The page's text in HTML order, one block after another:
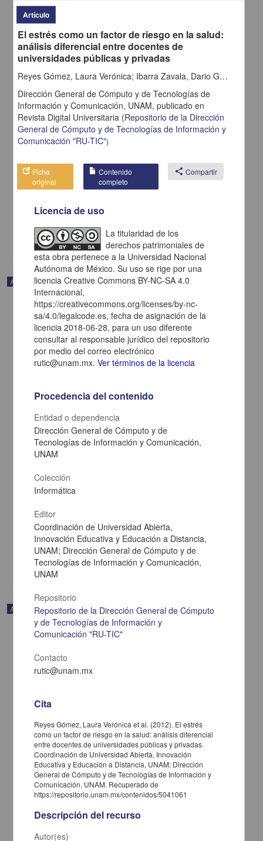
Desarrollo de una plataforma de seguridad en dispositivos móviles
de comunicación, ¿necesidad o paranoia?
General de Cómputo y de Tecnologías de Información y
Comunicación, UNAM
2012-08-01
La creación desistemasde cómputo en ambientes móviles va de la mano con el uso de
Artículo
Red de pacientes por la seguridad del paciente: un rayo de
Vázquez Curiel, Evangelina; Esperato, Alexo; Klavano, Denice -
Coordinación de Universidad Abierta, Innovación Educativa y
Educación a Distancia, UNAM; Dirección General de Cómputo y de
2012-08-01
Multidisciplina
sistémico(leyes que promuevan la participación social). Existen numerosas
experiencias de participación
Artículo
Comiendo compulsivamente: algunas teorías para explicar por qué
“no puedes comer sólo una”
Innovación Educativa y Educación a Distancia, UNAM; Dirección
Comunicación, UNAM
Artículo
El estrés como un factor de riesgo en la salud:
análisis diferencial entre docentes de
universidades públicas y privadas
Reyes Gómez, Laura Verónica; Ibarra Zavala, Dario Guadalupe; Torres López, María Elena; Razo Sánchez, Rocío Selene
Dirección General de Cómputo y de Tecnologías de
Información y Comunicación, UNAM, publicado en
Revista Digital Universitaria (Repositorio de la Dirección
General de Cómputo y de Tecnologías de Información y
Comunicación "RU-TIC")
Ficha
original
Contenido
completo
share Compartir
Licencia de uso
La titularidad de los
derechos patrimoniales de
esta obra pertenece a la Universidad Nacional
Autónoma de México. Su uso se rige por una
licencia Creative Commons BY-NC-SA 4.0
Internacional,
https://creativecommons.org/licenses/by-nc-
sa/4.0/legalcode.es, fecha de asignación de la
licencia 2018-06-28, para un uso diferente
consultar al responsable jurídico del repositorio
por medio del correo electrónico
rutic@unam.mx.Ver términos de la licencia
Procedencia del contenido
Entidad o dependencia
Dirección General de Cómputo y de
Tecnologías de Información y Comunicación,
UNAM
Colección
Informática
Editor
Coordinación de Universidad Abierta,
Innovación Educativa y Educación a Distancia,
UNAM; Dirección General de Cómputo y de
Tecnologías de Información y Comunicación,
UNAM
Repositorio
Repositorio de la Dirección General de Cómputo
y de Tecnologías de Información y
Comunicación "RU-TIC"
Contacto
rutic@unam.mx
Cita
Reyes Gómez, Laura Verónica et al. (2012). El estrés
como un factor de riesgo en la salud: análisis diferencial
entre docentes de universidades públicas y privadas.
Coordinación de Universidad Abierta, Innovación
Educativa y Educación a Distancia, UNAM; Dirección
General de Cómputo y de Tecnologías de Información y
Comunicación, UNAM. Recuperado de
https://repositorio.unam.mx/contenidos/5041061
Descripción del recurso
Autor(es)